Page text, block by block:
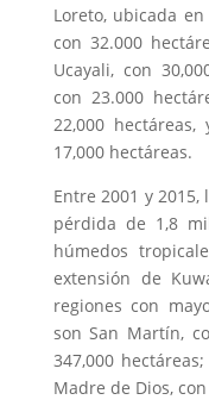
Loreto, ubicada
con 32.000
Ucayali, con
con 23.000
22,000
17,000 hectáreas.
Entre 2001 y
pérdida de 1,8
húmedos
extensión de
regiones con
son San Martín,
347,000
Madre de Dios,